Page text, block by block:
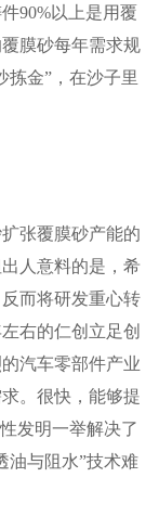
90%以上是用覆
膜砂每年需求规
拣金”，在沙子里
张覆膜砂产能的
人意料的是，希
而将研发重心转
右的仁创立足创
汽车零部件产业
。很快，能够提
发明一举解决了
油与阻水”技术难